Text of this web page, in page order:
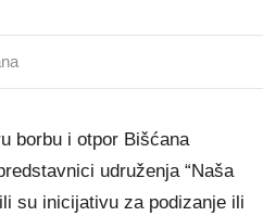
borbu i otpor Bišćana
udruženja “Naša
su inicijativu za podizanje ili